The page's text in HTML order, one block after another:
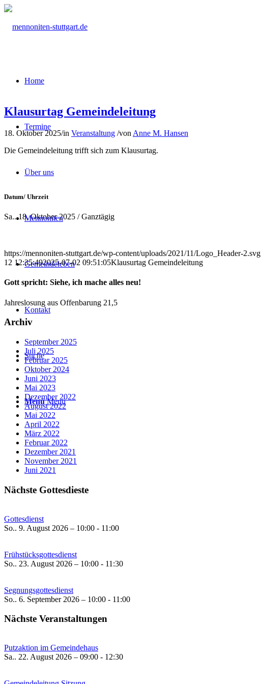
Home
Termine
Über uns
Mennoniten
Gemeindeleben
Kontakt
Suche
Menü Menü
Klausurtag Gemeindeleitung
18. Oktober 2025/in Veranstaltung /von Anne M. Hansen
Die Gemeindeleitung trifft sich zum Klausurtag.
Datum/ Uhrzeit
Sa.. 18. Oktober 2025 / Ganztägig
https://mennoniten-stuttgart.de/wp-content/uploads/2021/11/Logo_Header-2.svg
12 12:35:492025-07-02 09:51:05Klausurtag Gemeindeleitung
Gott spricht: Siehe, ich mache alles neu!
Jahreslosung aus Offenbarung 21,5
Archiv
September 2025
Juli 2025
Februar 2025
Oktober 2024
Juni 2023
Mai 2023
Dezember 2022
August 2022
Mai 2022
April 2022
März 2022
Februar 2022
Dezember 2021
November 2021
Juni 2021
Nächste Gottesdieste
Gottesdienst
So.. 9. August 2026 – 10:00 - 11:00
Frühstücksgottesdienst
So.. 23. August 2026 – 10:00 - 11:30
Segnungsgottesdienst
So.. 6. September 2026 – 10:00 - 11:00
Nächste Veranstaltungen
Putzaktion im Gemeindehaus
Sa.. 22. August 2026 – 09:00 - 12:30